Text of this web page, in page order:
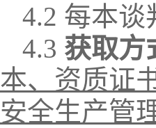
4.2 每本
4.3 获取方
本、资质证
安全生产管